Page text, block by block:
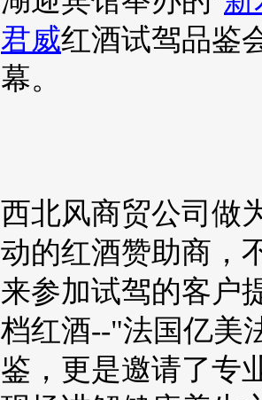
君威红酒试驾品鉴
幕。
西北风商贸公司做
动的红酒赞助商，
来参加试驾的客户
档红酒--"法国亿美
鉴，更是邀请了专